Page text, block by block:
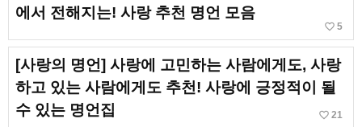
에서 전해지는! 사랑 추천 명언 모음
favorite_border 5
[사랑의 명언] 사랑에 고민하는 사람에게도, 사랑
하고 있는 사람에게도 추천! 사랑에 긍정적이 될
수 있는 명언집
favorite_border 21